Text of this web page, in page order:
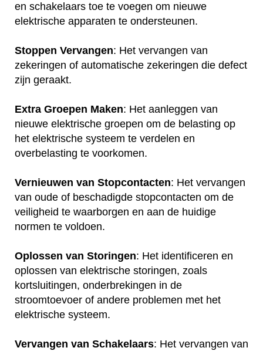
en schakelaars toe te voegen om nieuwe
elektrische apparaten te ondersteunen.
Stoppen Vervangen: Het vervangen van
zekeringen of automatische zekeringen die defect
zijn geraakt.
Extra Groepen Maken: Het aanleggen van
nieuwe elektrische groepen om de belasting op
het elektrische systeem te verdelen en
overbelasting te voorkomen.
Vernieuwen van Stopcontacten: Het vervangen
van oude of beschadigde stopcontacten om de
veiligheid te waarborgen en aan de huidige
normen te voldoen.
Oplossen van Storingen: Het identificeren en
oplossen van elektrische storingen, zoals
kortsluitingen, onderbrekingen in de
stroomtoevoer of andere problemen met het
elektrische systeem.
Vervangen van Schakelaars: Het vervangen van